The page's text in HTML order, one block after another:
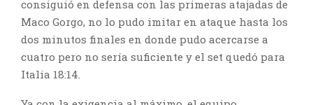
consiguió en defensa con las primeras atajadas de
Maco Gorgo, no lo pudo imitar en ataque hasta los
dos minutos finales en donde pudo acercarse a
cuatro pero no sería suficiente y el set quedó para
Italia 18:14.